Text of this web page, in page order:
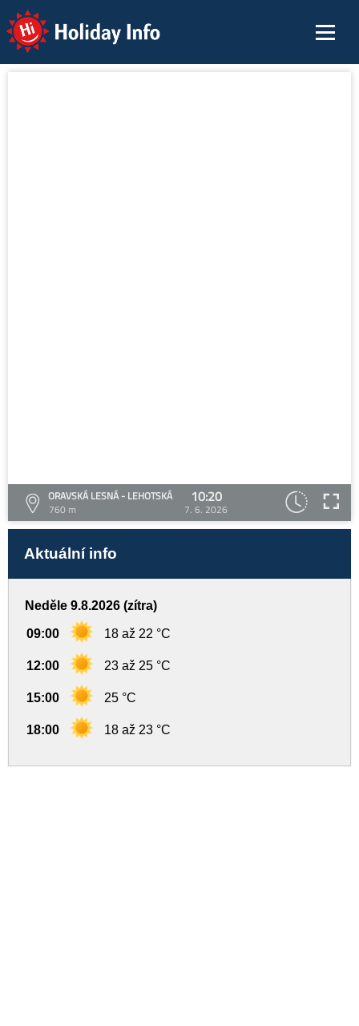
Holiday Info
ORAVSKÁ LESNÁ - LEHOTSKÁ
760 m
10:20
7. 6. 2026
Aktuální info
Neděle 9.8.2026 (zítra)
09:00 18 až 22 °C
12:00 23 až 25 °C
15:00 25 °C
18:00 18 až 23 °C